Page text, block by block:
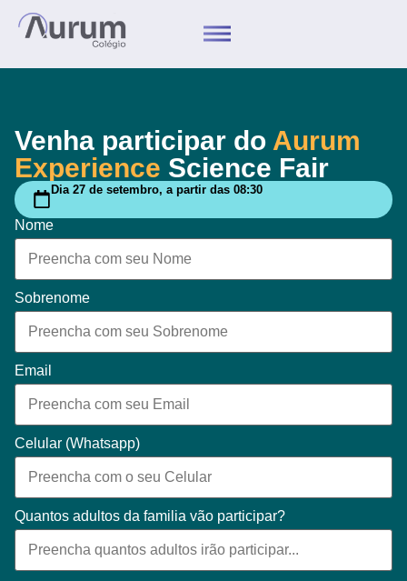
Venha participar do Aurum
Experience Science Fair
Dia 27 de setembro, a partir das 08:30
Nome
Sobrenome
Email
Celular (Whatsapp)
Quantos adultos da familia vão participar?